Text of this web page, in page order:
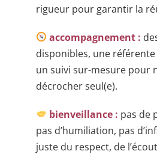
rigueur pour garantir la
accompagnement :
disponibles, une
un suivi sur-mesure pour
décrocher seul(e).
bienveillance : pas de
pas d’humiliation, pas
juste du respect, de